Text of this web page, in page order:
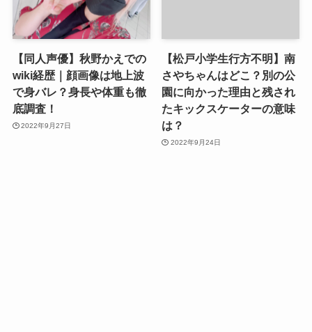
【同人声優】秋野かえでの
wiki経歴｜顔画像は地上波
で身バレ？身長や体重も徹
底調査！
2022年9月27日
【松戸小学生行方不明】南
さやちゃんはどこ？別の公
園に向かった理由と残され
たキックスケーターの意味
は？
2022年9月24日